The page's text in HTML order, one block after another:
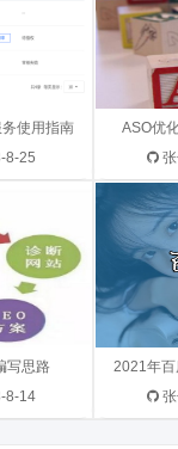
使用指南
8-25
ASO优
思路，
要有方向
间，做
想办法
写思路
8-14
做百度
每次登陆
公司企
量的账
都去绑
号可以
2021年百